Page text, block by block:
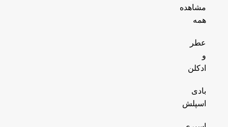
مشاهده
همه
عطر
و
ادکلن
بادی
اسپلش